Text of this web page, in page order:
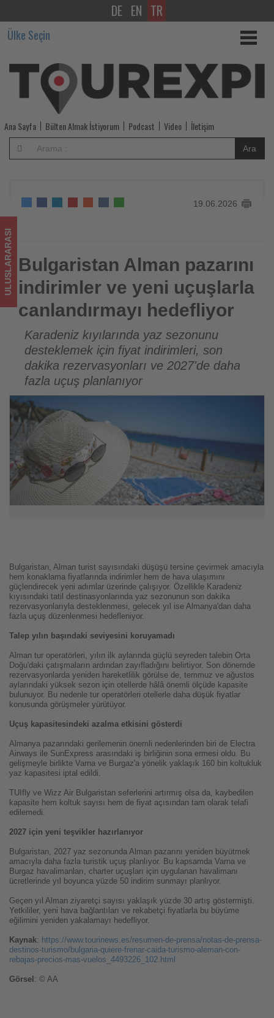
Bulgaristan
Alman
pazarını
indirimler
ve
yeni
uçuşlarla
canlandırmayı
hedefliyor
-
Tourexpi,
sizler
için
turizmde
olup
bitenleri
takip
ediyor!
DE EN TR
Ülke Seçin
Ana Sayfa Bülten Almak İstiyorum Podcast Video İletişim
Ara
19.06.2026
Bulgaristan Alman pazarını indirimler ve yeni uçuşlarla
canlandırmayı hedefliyor
ULUSLARARASI Bulgaristan Alman pazarını
indirimler ve yeni uçuşlarla
canlandırmayı hedefliyor
Karadeniz kıyılarında yaz sezonunu
desteklemek için fiyat indirimleri, son
dakika rezervasyonları ve 2027'de daha
fazla uçuş planlanıyor
Bulgaristan, Alman turist sayısındaki düşüşü tersine çevirmek amacıyla
hem konaklama fiyatlarında indirimler hem de hava ulaşımını
güçlendirecek yeni adımlar üzerinde çalışıyor. Özellikle Karadeniz
kıyısındaki tatil destinasyonlarında yaz sezonunun son dakika
rezervasyonlarıyla desteklenmesi, gelecek yıl ise Almanya'dan daha
fazla uçuş düzenlenmesi hedefleniyor.
Talep yılın başındaki seviyesini koruyamadı
Alman tur operatörleri, yılın ilk aylarında güçlü seyreden talebin Orta
Doğu'daki çatışmaların ardından zayıfladığını belirtiyor. Son dönemde
rezervasyonlarda yeniden hareketlilik görülse de, temmuz ve ağustos
aylarındaki yüksek sezon için otellerde hâlâ önemli ölçüde kapasite
bulunuyor. Bu nedenle tur operatörleri otellerle daha düşük fiyatlar
konusunda görüşmeler yürütüyor.
Uçuş kapasitesindeki azalma etkisini gösterdi
Almanya pazarındaki gerilemenin önemli nedenlerinden biri de Electra
Airways ile SunExpress arasındaki iş birliğinin sona ermesi oldu. Bu
gelişmeyle birlikte Varna ve Burgaz'a yönelik yaklaşık 160 bin koltukluk
yaz kapasitesi iptal edildi.
TUIfly ve Wizz Air Bulgaristan seferlerini artırmış olsa da, kaybedilen
kapasite hem koltuk sayısı hem de fiyat açısından tam olarak telafi
edilemedi.
2027 için yeni teşvikler hazırlanıyor
Bulgaristan, 2027 yaz sezonunda Alman pazarını yeniden büyütmek
amacıyla daha fazla turistik uçuş planlıyor. Bu kapsamda Varna ve
Burgaz havalimanları, charter uçuşları için uygulanan havalimanı
ücretlerinde yıl boyunca yüzde 50 indirim sunmayı planlıyor.
Geçen yıl Alman ziyaretçi sayısı yaklaşık yüzde 30 artış göstermişti.
Yetkililer, yeni hava bağlantıları ve rekabetçi fiyatlarla bu büyüme
eğilimini yeniden yakalamayı hedefliyor.
Kaynak: https://www.tourinews.es/resumen-de-prensa/notas-de-prensa-
destinos-turismo/bulgaria-quiere-frenar-caida-turismo-aleman-con-
rebajas-precios-mas-vuelos_4493226_102.html
Görsel : © AA